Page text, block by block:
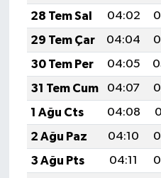
28 Tem Sal
04:02
29 Tem Çar
04:04
30 Tem Per
04:05
31 Tem Cum
04:07
1 Ağu Cts
04:08
2 Ağu Paz
04:10
3 Ağu Pts
04:11